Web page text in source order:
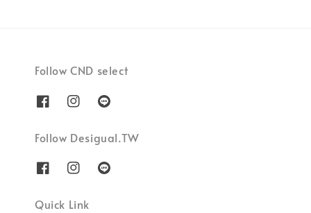
Follow CND select
Follow Desigual.TW
Quick Link